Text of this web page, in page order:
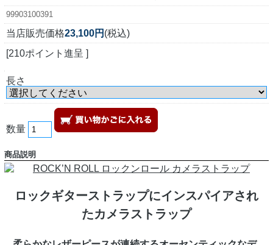
99903100391
当店販売価格23,100円 (税込)
[210ポイント進呈 ]
長さ
数量
商品説明
ロックギターストラップにインスパイアされ
たカメラストラップ